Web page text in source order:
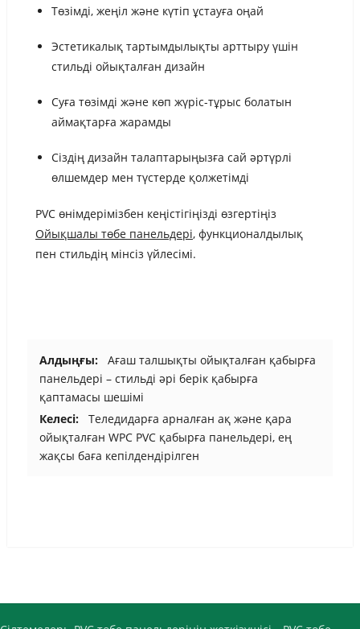
Төзімді, жеңіл және күтіп ұстауға оңай
Эстетикалық тартымдылықты арттыру үшін
стильді ойықталған дизайн
Суға төзімді және көп жүріс-тұрыс болатын
аймақтарға жарамды
Сіздің дизайн талаптарыңызға сай әртүрлі
өлшемдер мен түстерде қолжетімді
PVC өнімдерімізбен кеңістігіңізді өзгертіңіз
Ойықшалы төбе панельдері, функционалдылық
пен стильдің мінсіз үйлесімі.
Алдыңғы:
Ағаш талшықты ойықталған қабырға
панельдері – стильді әрі берік қабырға
қаптамасы шешімі
Келесі:
Теледидарға арналған ақ және қара
ойықталған WPC PVC қабырға панельдері, ең
жақсы баға кепілдендірілген